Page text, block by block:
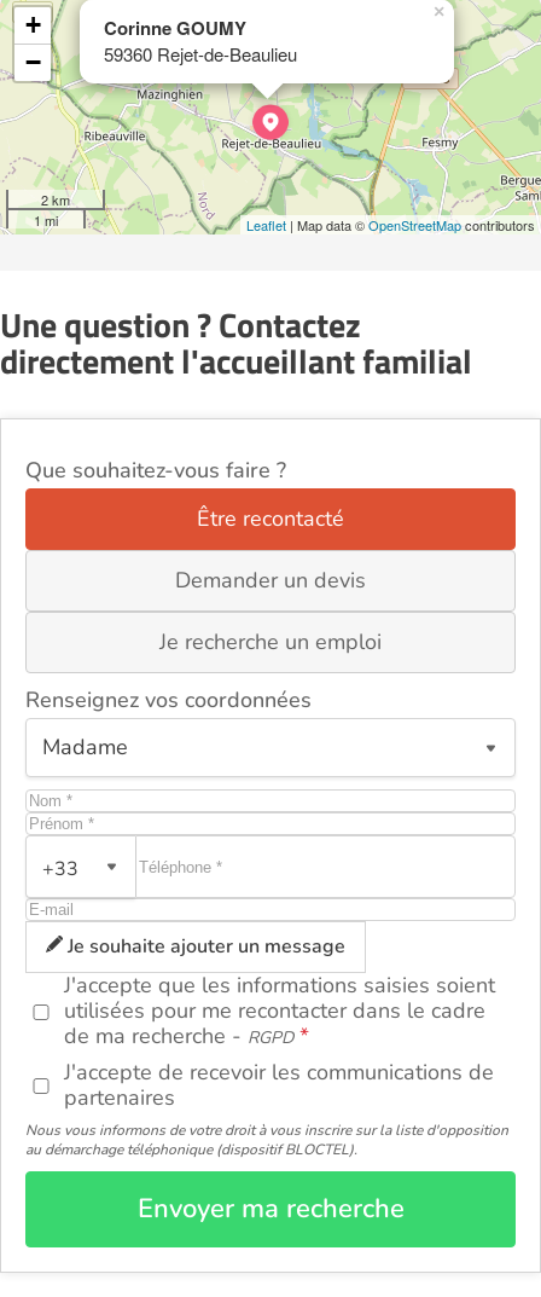
Corinne GOUMY
59360 Rejet-de-Beaulieu
×
+
−
2 km
1 mi
Leaflet | Map data ©OpenStreetMapcontributors
Une question ? Contactez
directement l'accueillant familial
Que souhaitez-vous faire ?
Être recontacté
Demander un devis
Je recherche un emploi
Renseignez vos coordonnées
+33
Je souhaite ajouter un message
J'accepte que les informations saisies soient
utilisées pour me recontacter dans le cadre
de ma recherche - RGPD
J'accepte de recevoir les communications de
partenaires
Nous vous informons de votre droit à vous inscrire sur la liste d'opposition
au démarchage téléphonique (dispositif BLOCTEL).
Envoyer ma recherche
ou